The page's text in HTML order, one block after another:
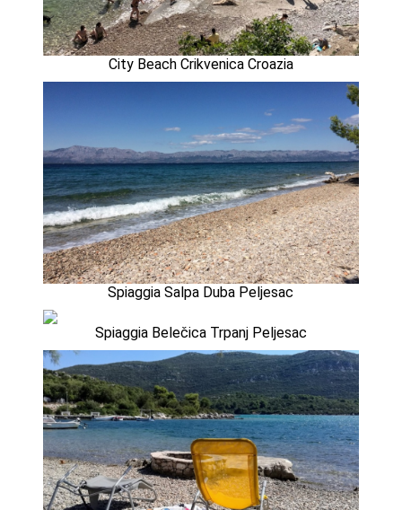
City Beach Crikvenica Croazia
Spiaggia Salpa Duba Peljesac
Spiaggia Belečica Trpanj Peljesac